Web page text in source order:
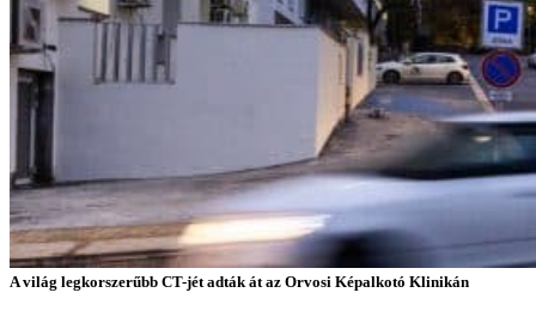
A világ legkorszerűbb CT-jét adták át az Orvosi Képalkotó Klinikán